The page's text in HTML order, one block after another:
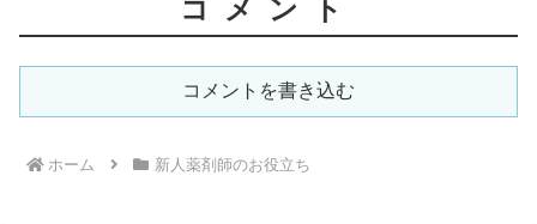
コメント
コメントを書き込む
ホーム 新人薬剤師のお役立ち